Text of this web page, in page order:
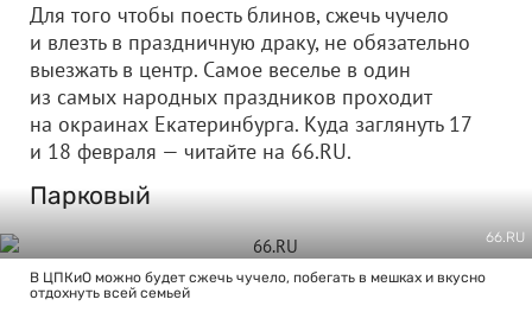
Для того чтобы поесть блинов, сжечь чучело
и влезть в праздничную драку, не обязательно
выезжать в центр. Самое веселье в один
из самых народных праздников проходит
на окраинах Екатеринбурга. Куда заглянуть 17
и 18 февраля — читайте на 66.RU.
Парковый
66.RU
В ЦПКиО можно будет сжечь чучело, побегать в мешках и вкусно
отдохнуть всей семьей